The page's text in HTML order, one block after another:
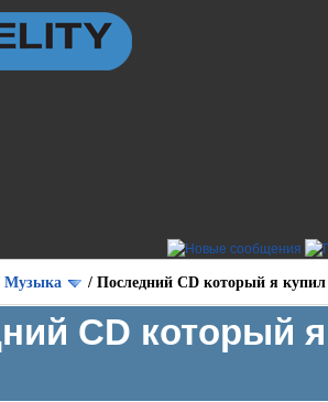
Музыка / Последний CD который я купил
CD который я